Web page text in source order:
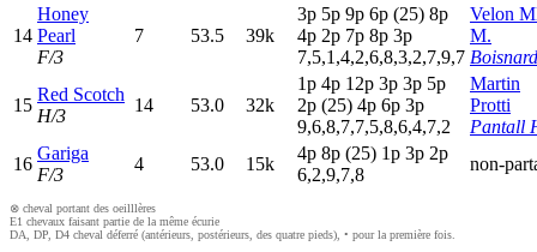
14
Honey
Pearl
F/3
7 53.5 39k
3p 5p 9p 6p (25) 8p
4p 2p 7p 8p 3p
7,5,1,4,2,6,8,3,2,7,9,7
Velon
M.
15
Red Scotch
H/3
14 53.0 32k
1p 4p 12p 3p 3p 5p
2p (25) 4p 6p 3p
9,6,8,7,7,5,8,6,4,7,2
Martin
Protti
Pantall
16
Gariga
F/3
4 53.0 15k
4p 8p (25) 1p 3p 2p
6,2,9,7,8
non-
⊗ cheval portant des oeilllères
E1 chevaux faisant partie de la même écurie
DA, DP, D4 cheval déferré (antérieurs, postérieurs, des quatre pieds), • pour la première fois.